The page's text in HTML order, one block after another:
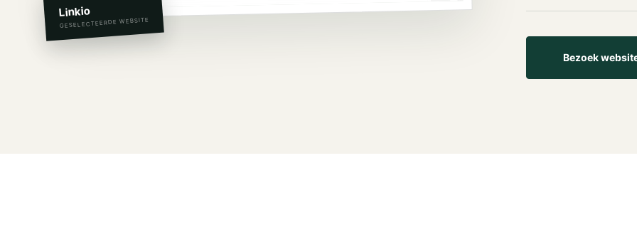
Linkio
GESELECTEERDE WEBSITE
Bezoek